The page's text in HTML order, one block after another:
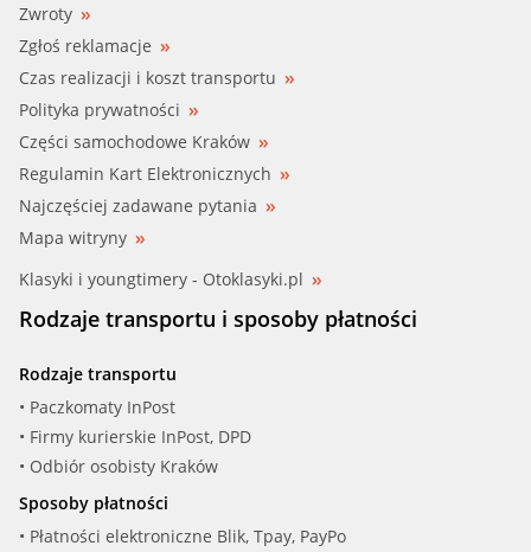
Zwroty
Zgłoś reklamacje
Czas realizacji i koszt transportu
Polityka prywatności
Części samochodowe Kraków
Regulamin Kart Elektronicznych
Najczęściej zadawane pytania
Mapa witryny
Klasyki i youngtimery - Otoklasyki.pl
Rodzaje transportu i sposoby płatności
Rodzaje transportu
• Paczkomaty InPost
• Firmy kurierskie InPost, DPD
• Odbiór osobisty Kraków
Sposoby płatności
• Płatności elektroniczne Blik, Tpay, PayPo